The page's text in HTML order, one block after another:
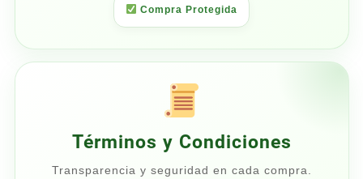
Compra Protegida
Términos y Condiciones
Transparencia y seguridad en cada compra.